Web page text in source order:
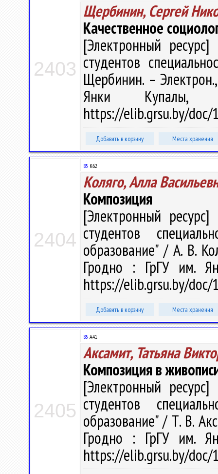
2403
Щербинин, Сергей
Качественное
[Электронный
студентов
Щербинин. –
Янки
https://elib.grsu.by/
Добавить в корзину Места хранения
2404
85 К62
Коляго, Алла
Композиция
[Электронный
студентов
образование" / А. В.
Гродно : ГрГУ им.
https://elib.grsu.by/
Добавить в корзину Места хранения
2405
85 А41
Аксамит, Татьяна
Композиция в
[Электронный
студентов
образование" / Т. В.
Гродно : ГрГУ им.
https://elib.grsu.by/